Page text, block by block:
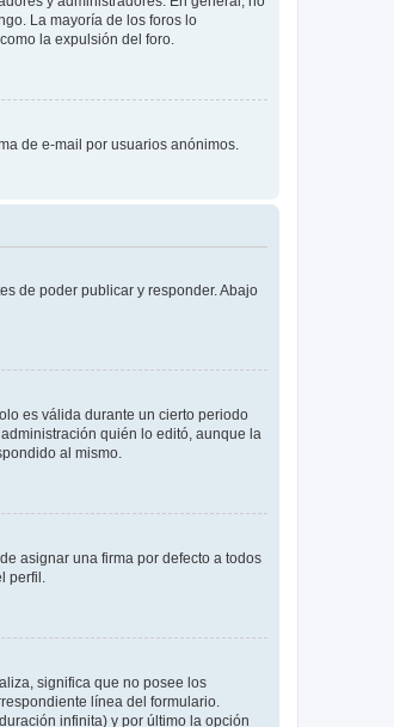
La mayoría de los foros lo
la expulsión del foro.
de e-mail por usuarios anónimos.
de poder publicar y responder. Abajo
es válida durante un cierto periodo
quién lo editó, aunque la
al mismo.
asignar una firma por defecto a todos
perfil.
significa que no posee los
línea del formulario.
infinita) y por último la opción